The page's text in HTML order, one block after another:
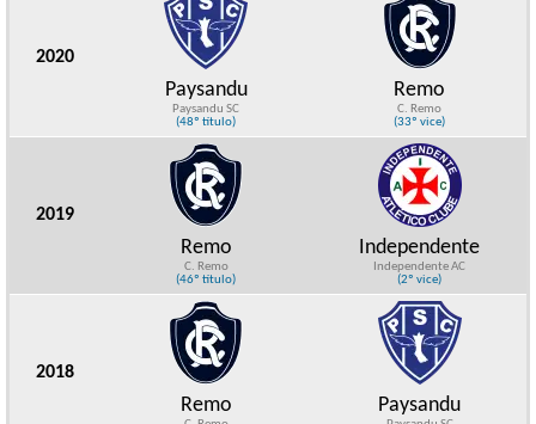
2020
Paysandu
Paysandu SC
(48º título)
Remo
C. Remo
(33º vice)
2019
Remo
C. Remo
(46º título)
Independente
Independente AC
(2º vice)
2018
Remo Paysandu